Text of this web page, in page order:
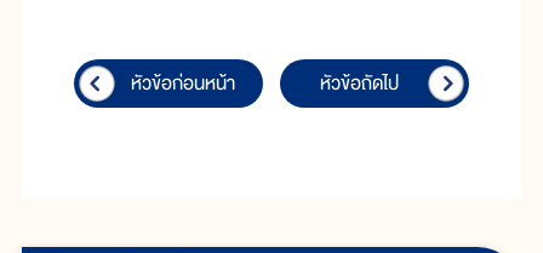
หัวข้อก่อนหน้า หัวข้อถัดไป